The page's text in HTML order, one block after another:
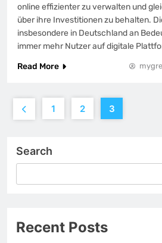
online effizienter zu verwalten und
über ihre Investitionen zu behalten.
insbesondere in Deutschland an
immer mehr Nutzer auf digitale
Read More
1 2 3
Search
Recent Posts